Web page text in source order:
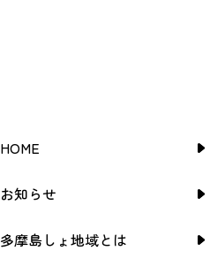
HOME
お知らせ
多摩島しょ地域とは